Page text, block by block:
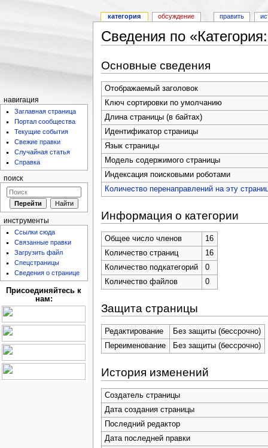
Сведения по
Основные сведения
Отображаемый заголовок
Ключ сортировки по умолчанию
Длина страницы (в байтах)
Идентификатор страницы
Язык страницы
Модель содержимого страницы
Индексация поисковыми роботами
Количество перенаправлений на эту
Информация о категории
Общее число членов
16
Количество страниц
16
Количество подкатегорий
0
Количество файлов
0
Защита страницы
Редактирование
Без защиты (бессрочно)
Переименование
Без защиты (бессрочно)
История изменений
Создатель страницы
Дата создания страницы
Последний редактор
Дата последней правки
категория обсуждение править
навигация
Заглавная страница
Портал сообщества
Текущие события
Свежие правки
Случайная статья
Справка
поиск
инструменты
Ссылки сюда
Связанные правки
Загрузить файл
Спецстраницы
Сведения о странице
Присоединяйтесь к
нам: